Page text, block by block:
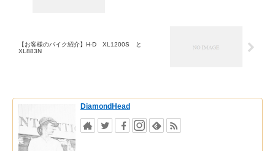
【お客様のバイク紹介】H-D XL1200S と
XL883N
DiamondHead